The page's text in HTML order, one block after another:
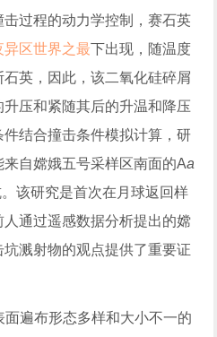
过程的动力学控制，赛石英
异区世界之最下出现，随温度
英，因此，该二氧化硅碎屑
压和紧随其后的升温和降压
结合撞击条件模拟计算，研
自嫦娥五号采样区南面的Aa
该研究是首次在月球返回样
人通过遥感数据分析提出的嫦
溅射物的观点提供了重要证
面遍布形态多样和大小不一的